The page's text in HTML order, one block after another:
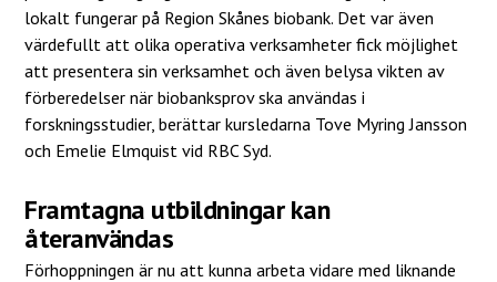
lokalt fungerar på Region Skånes biobank. Det var även
värdefullt att olika operativa verksamheter fick möjlighet
att presentera sin verksamhet och även belysa vikten av
förberedelser när biobanksprov ska användas i
forskningsstudier, berättar kursledarna Tove Myring Jansson
och Emelie Elmquist vid RBC Syd.
Framtagna utbildningar kan
återanvändas
Förhoppningen är nu att kunna arbeta vidare med liknande